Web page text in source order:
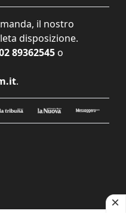
il nostro
disposizione.
89362545 o
.